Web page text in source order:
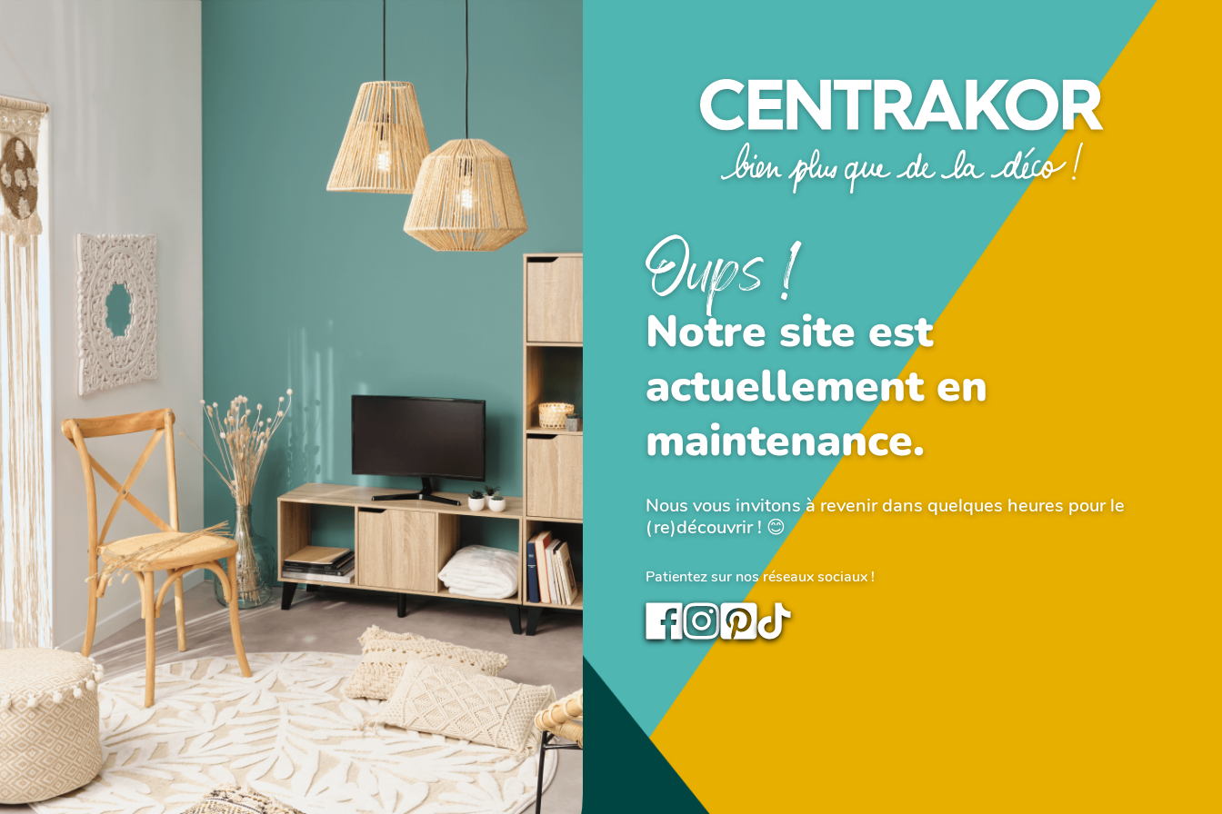
Oups !
Notre site est
actuellement en
maintenance.
Nous vous invitons à revenir dans quelques heures pour le
(re)découvrir ! 😊
Patientez sur nos réseaux sociaux !